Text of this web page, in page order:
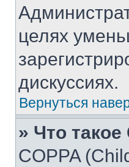
целях
дискуссиях.
Вернуться
» Что такое
COPPA